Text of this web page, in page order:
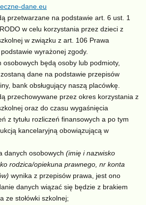
dane.eu
przetwarzane na podstawie art. 6 ust. 1
w celu korzystania przez dzieci z
w związku z art. 106 Prawa
wyrażonej zgody.
osobowych będą osoby lub podmioty,
dane na podstawie przepisów
bank obsługujący naszą placówkę.
przechowywane przez okres korzystania z
oraz do czasu wygaśnięcia
z tytułu rozliczeń finansowych a po tym
kancelaryjną obowiązującą w
danych osobowych (imię i nazwisko
rodzica/opiekuna prawnego, nr konta
wynika z przepisów prawa, jest ono
danych wiązać się będzie z brakiem
ze stołówki szkolnej;